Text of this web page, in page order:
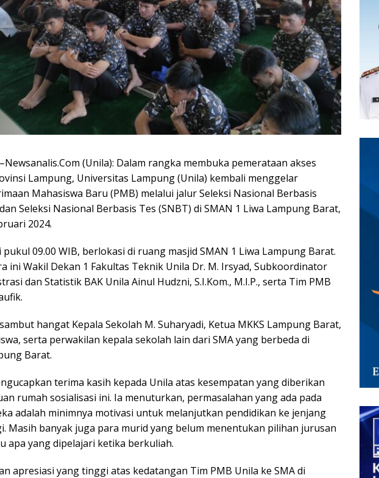
(Unila): Dalam rangka membuka pemerataan akses
Lampung, Universitas Lampung (Unila) kembali menggelar
Mahasiswa Baru (PMB) melalui jalur Seleksi Nasional Berbasis
Seleksi Nasional Berbasis Tes (SNBT) di SMAN 1 Liwa Lampung Barat,
2024.
09.00 WIB, berlokasi di ruang masjid SMAN 1 Liwa Lampung Barat.
ini Wakil Dekan 1 Fakultas Teknik Unila Dr. M. Irsyad, Subkoordinator
dan Statistik BAK Unila Ainul Hudzni, S.I.Kom., M.I.P., serta Tim PMB
hangat Kepala Sekolah M. Suharyadi, Ketua MKKS Lampung Barat,
serta perwakilan kepala sekolah lain dari SMA yang berbeda di
Barat.
terima kasih kepada Unila atas kesempatan yang diberikan
rumah sosialisasi ini. Ia menuturkan, permasalahan yang ada pada
adalah minimnya motivasi untuk melanjutkan pendidikan ke jenjang
Masih banyak juga para murid yang belum menentukan pilihan jurusan
apa yang dipelajari ketika berkuliah.
apresiasi yang tinggi atas kedatangan Tim PMB Unila ke SMA di